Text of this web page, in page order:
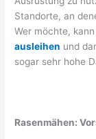
Standorte, an
Wer möchte,
ausleihen und
sogar sehr hohe
Rasenmähen: